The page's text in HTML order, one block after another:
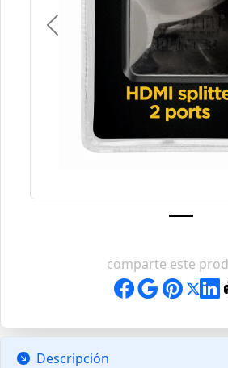
Previous
comparte este
Descripción